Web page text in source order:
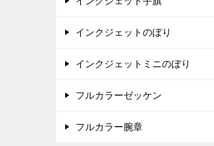
インクジェットのぼり
インクジェットミニのぼり
フルカラーゼッケン
フルカラー腕章